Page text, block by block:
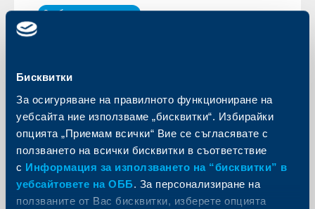
Бисквитки
За осигуряване на правилното функциониране на
уебсайта ние използваме „бисквитки“. Избирайки
опцията „Приемам всички“ Вие се съгласявате с
ползването на всички бисквитки в съответствие
с Информация за използването на “бисквитки” в
уебсайтовете на ОББ. За персонализиране на
ползваните от Вас бисквитки, изберете опцията
Съобщения за клиенти
30 юли 2021
Още
Съобщения за клиенти